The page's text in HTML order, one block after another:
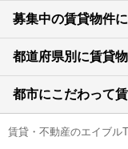
募集中の賃貸物件
都道府県別に賃貸
都市にこだわって
賃貸・不動産のエイブル